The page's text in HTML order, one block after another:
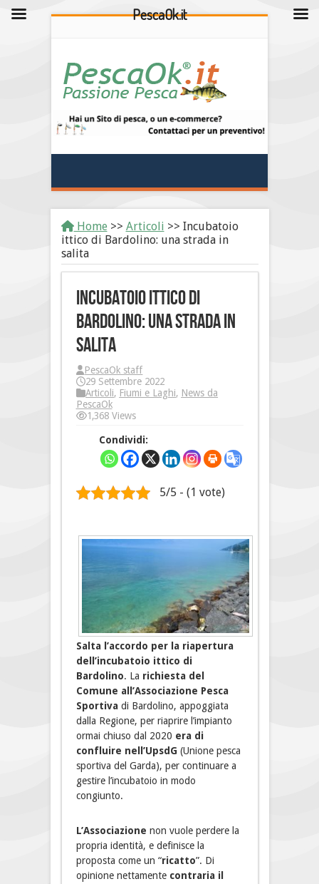
Home >> Articoli >> Incubatoio
ittico di Bardolino: una strada in
salita
Incubatoio ittico di
Bardolino: una strada in
salita
PescaOk staff
29 Settembre 2022
Articoli, Fiumi e Laghi, News da
PescaOk
1,368 Views
Condividi:
5/5 - (1 vote)
Salta l’accordo per la riapertura
dell’incubatoio ittico di
Bardolino. La richiesta del
Comune all’Associazione Pesca
Sportivadi Bardolino, appoggiata
dalla Regione, per riaprire l’impianto
ormai chiuso dal 2020 era di
confluire nell’UpsdG(Unione pesca
sportiva del Garda), per continuare a
gestire l’incubatoio in modo
congiunto.
L’Associazione non vuole perdere la
propria identità, e definisce la
proposta come un “ricatto”. Di
opinione nettamente contraria il
PescaOk.it